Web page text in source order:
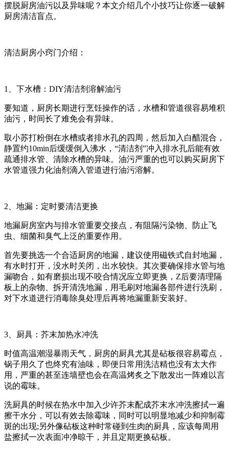
摆脱厨房油污以及异味呢？本文介绍几个小技巧让你逐一破解
厨房清洁盲点。
清洁厨房小窍门介绍：
1、下水槽：DIY清洁剂溶解油污
要知道，厨房长期进行烹饪操作的话，水槽和管道很容易堆积
油污，时间长了难免会有异味。
取小苏打粉倒在水槽或者排水孔的四周，然后加入白醋混合，
静置约10min后缓缓倒入沸水，“清洁剂”冲入排水孔后能有效
疏通排水管、清除水槽的异味。油污严重的也可以购买厨房下
水管道强力化油剂滴入管道进行油污溶解。
2、地漏：定时要清洁更换
地漏厨房室内与排水管重要交接点，有阻隔污染物、防止飞
虫、细菌和臭气上泛的重要作用。
首先要挑选一个合适厨房的地漏，建议使用磁铁式自封地漏，
有水时打开，没水时关闭，出水较快。其次要确保排水管与地
漏吻合，如有磨损出现不咬合情况应立即更换，Z后要清理隔
板上的杂物、拆开清洗地漏，用毛刷对地漏各部件进行洗刷，
对下水道进行消毒除臭处理后再将地漏重新安装好。
3、厨具：芥末加热水冲洗
时值高温潮湿暴雨天气，厨房的厨具尤其是砧板很容易霉点，
锅子用久了也终究有油味，即便日常用洗洁精也没有太大作
用，严重的甚至连墙壁也会在高温烤炙之下散发出一阵难以言
说的霉味。
洗厨具的时候在热水中加入少许芥末配成芥末水冲洗擦拭一遍
擦干水分，可以有效去除霉味，同时可以明显地减少和抑制霉
斑的出现;另外像砧板这种时常碰到生肉的厨具，应该每周用
盐擦拭一次表面冲净晾干，并且定期更换砧板。